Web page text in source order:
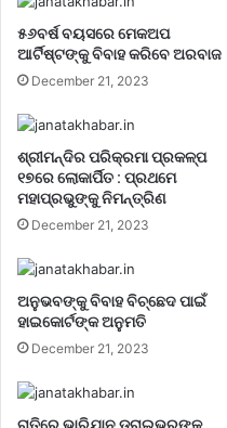
୫୬ବର୍ଷ ବୟସରେ ମେକଅପ
ଆର୍ଟିଷ୍ଟଙ୍କୁ ବିବାହ କରିବେ ଅରବାଜ
December 21, 2023
ଶ୍ରୀମନ୍ଦିର ପରିକ୍ରମା ପ୍ରକଳ୍ପ
୧୭ରେ ଲୋକାର୍ପିତ : ପ୍ରଥମେ
ମହାପ୍ରଭୁଙ୍କୁ ନିମନ୍ତ୍ରିଣ
December 21, 2023
ଅନୁଭବଙ୍କୁ ବିବାହ ବିଚ୍ଛେଦ ପାଇଁ
ହାଇକୋର୍ଟଙ୍କ ଅନୁମତି
December 21, 2023